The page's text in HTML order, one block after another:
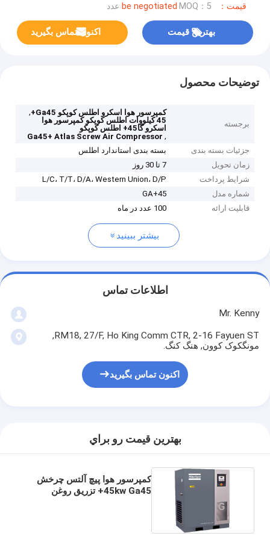
قیمت：be negotiated MOQ：5 عدد
بهترین قیمت اکنون تماس بگیرید
توضیحات محصول
برجسته
کمپرسور هوا اسکرو اطلس کوپکو Ga45+
,
45 کیلووات اطلس کوپکو کمپرسور هوا
اسکرو گا45+ اطلس کوپکو
,
Ga45+ Atlas Screw Air Compressor
جزئیات بسته بندی
بسته بندی استاندارد اطلس
زمان تحویل
7 تا 30 روز
شرایط پرداخت
L/C، T/T، D/A، Western Union، D/P
شماره مدل
GA+45
قابلیت ارائه
100 عدد در ماه
بیشتر ببینید
اطلاعات تماس
Mr. Kenny
RM18, 27/F, Ho King Comm CTR, 2-16 Fayuen ST,
مونگکوک کوون, هنگ کنگ.
اکنون تماس بگیرید
بهترين قيمت رو براي
کمپرسور هوا پیچ آلتس چرخش
45kw Ga45+ تزریق روغن